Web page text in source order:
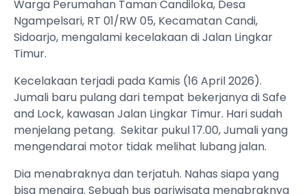
Warga Perumahan Taman Candiloka, Desa
Ngampelsari, RT 01/RW 05, Kecamatan Candi,
Sidoarjo, mengalami kecelakaan di Jalan Lingkar
Timur.
Kecelakaan terjadi pada Kamis (16 April 2026).
Jumali baru pulang dari tempat bekerjanya di Safe
and Lock, kawasan Jalan Lingkar Timur. Hari sudah
menjelang petang. Sekitar pukul 17.00, Jumali yang
mengendarai motor tidak melihat lubang jalan.
Dia menabraknya dan terjatuh. Nahas siapa yang
bisa mengira. Sebuah bus pariwisata menabraknya